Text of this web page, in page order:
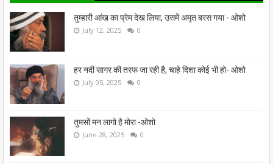
तुम्हारी आंख का प्रेम देख लिया, उसमें अमृत बरस गया - ओशो
July 12, 2025 0
हर नदी सागर की तरफ जा रही है, चाहे दिशा कोई भी हो- ओशो
July 05, 2025 0
तुमसों मन लागो है मोरा -ओशो
June 28, 2025 0